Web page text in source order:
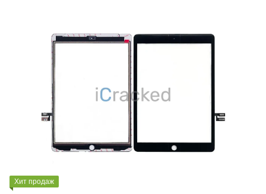
Хит продаж